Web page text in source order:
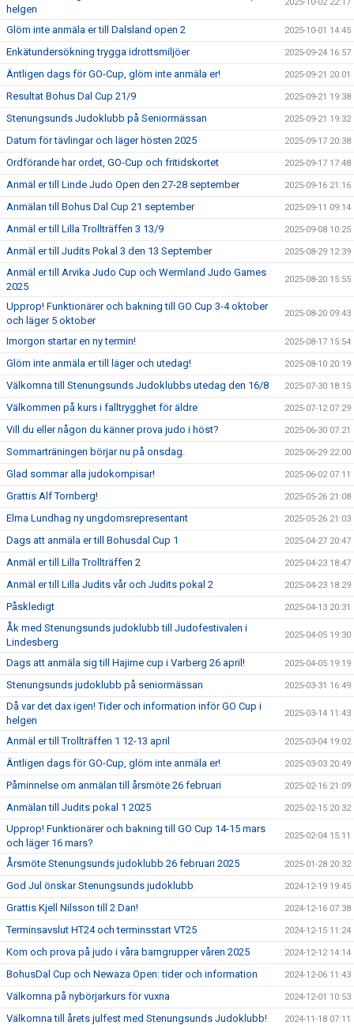
helgen
Glöm inte anmäla er till Dalsland open 2 2025-10-01 14:45
Enkätundersökning trygga idrottsmiljöer 2025-09-24 16:57
Äntligen dags för GO-Cup, glöm inte anmäla er! 2025-09-21 20:01
Resultat Bohus Dal Cup 21/9 2025-09-21 19:38
Stenungsunds Judoklubb på Seniormässan 2025-09-21 19:32
Datum för tävlingar och läger hösten 2025 2025-09-17 20:38
Ordförande har ordet, GO-Cup och fritidskortet 2025-09-17 17:48
Anmäl er till Linde Judo Open den 27-28 september 2025-09-16 21:16
Anmälan till Bohus Dal Cup 21 september 2025-09-11 09:14
Anmäl er till Lilla Trollträffen 3 13/9 2025-09-08 10:25
Anmäl er till Judits Pokal 3 den 13 September 2025-08-29 12:39
Anmäl er till Arvika Judo Cup och Wermland Judo Games
2025
2025-08-20 15:55
Upprop! Funktionärer och bakning till GO Cup 3-4 oktober
och läger 5 oktober
2025-08-20 09:43
Imorgon startar en ny termin! 2025-08-17 15:54
Glöm inte anmäla er till läger och utedag! 2025-08-10 20:19
Välkomna till Stenungsunds Judoklubbs utedag den 16/8 2025-07-30 18:15
Välkommen på kurs i falltrygghet för äldre 2025-07-12 07:29
Vill du eller någon du känner prova judo i höst? 2025-06-30 07:21
Sommarträningen börjar nu på onsdag. 2025-06-29 22:00
Glad sommar alla judokompisar! 2025-06-02 07:11
Grattis Alf Tornberg! 2025-05-26 21:08
Elma Lundhag ny ungdomsrepresentant 2025-05-26 21:03
Dags att anmäla er till Bohusdal Cup 1 2025-04-27 20:47
Anmäl er till Lilla Trollträffen 2 2025-04-23 18:47
Anmäl er till Lilla Judits vår och Judits pokal 2 2025-04-23 18:29
Påskledigt 2025-04-13 20:31
Åk med Stenungsunds judoklubb till Judofestivalen i
Lindesberg
2025-04-05 19:30
Dags att anmäla sig till Hajime cup i Varberg 26 april! 2025-04-05 19:19
Stenungsunds judoklubb på seniormässan 2025-03-31 16:49
Då var det dax igen! Tider och information inför GO Cup i
helgen
2025-03-14 11:43
Anmäl er till Trollträffen 1 12-13 april 2025-03-04 19:02
Äntligen dags för GO-Cup, glöm inte anmäla er! 2025-03-03 20:49
Påminnelse om anmälan till årsmöte 26 februari 2025-02-16 21:09
Anmälan till Judits pokal 1 2025 2025-02-15 20:32
Upprop! Funktionärer och bakning till GO Cup 14-15 mars
och läger 16 mars?
2025-02-04 15:11
Årsmöte Stenungsunds judoklubb 26 februari 2025 2025-01-28 20:32
God Jul önskar Stenungsunds judoklubb 2024-12-19 19:45
Grattis Kjell Nilsson till 2 Dan! 2024-12-16 07:38
Terminsavslut HT24 och terminsstart VT25 2024-12-15 11:24
Kom och prova på judo i våra barngrupper våren 2025 2024-12-12 14:14
BohusDal Cup och Newaza Open: tider och information 2024-12-06 11:43
Välkomna på nybörjarkurs för vuxna 2024-12-01 10:53
Välkomna till årets julfest med Stenungsunds Judoklubb! 2024-11-18 07:11